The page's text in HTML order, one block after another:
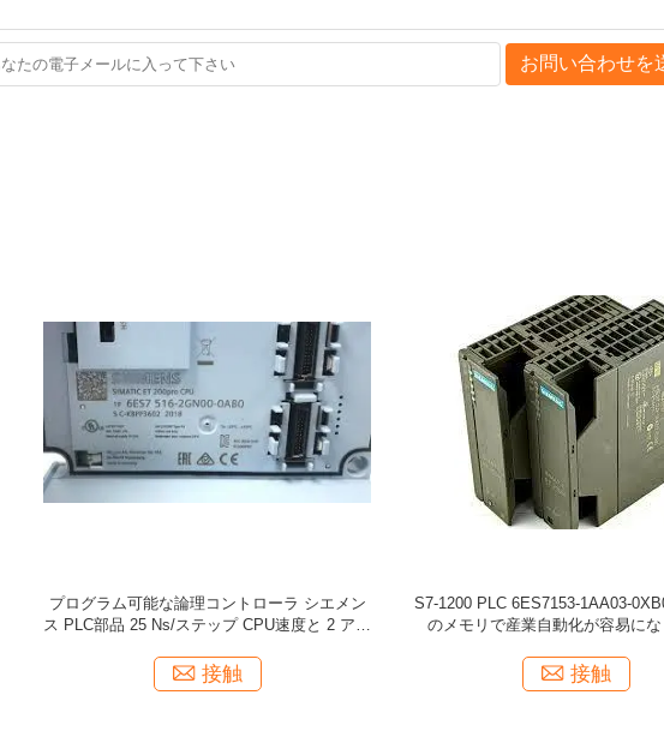
お問い合わせを
プログラム可能な論理コントローラ シエメン
ス PLC部品 25 Ns/ステップ CPU速度と 2 アナ
接触
S7-1200 PLC 6ES7153-1AA03-
のメモリで産業自動化が容易に
接触